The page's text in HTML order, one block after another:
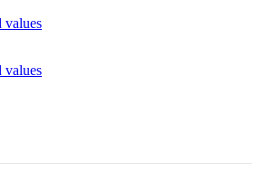
values
values